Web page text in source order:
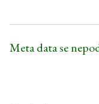
Meta data se